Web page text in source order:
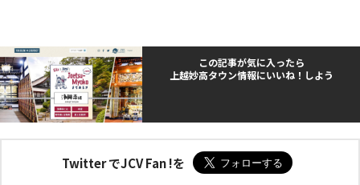
この記事が気に入ったら
上越妙高タウン情報にいいね！しよう
Twitter でJCV Fan !を